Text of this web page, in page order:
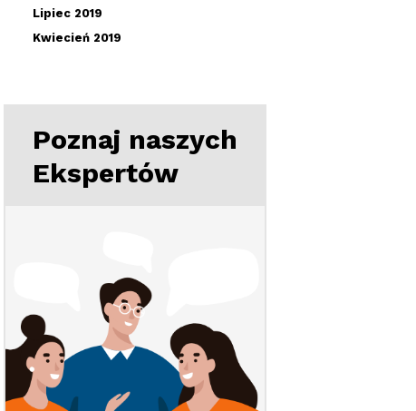
Lipiec 2019
Kwiecień 2019
Poznaj naszych
Ekspertów